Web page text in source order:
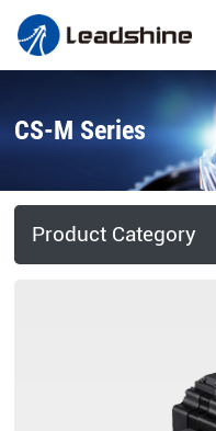
CS-M Series
Product Category